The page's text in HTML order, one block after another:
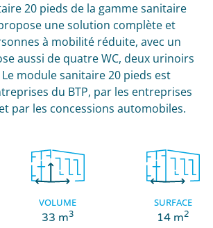
20 pieds de la gamme sanitaire
une solution complète et
à mobilité réduite, avec un
aussi de quatre WC, deux urinoirs
Le module sanitaire 20 pieds est
du BTP, par les entreprises
par les concessions automobiles.
VOLUME
33 m3
SURFACE
14 m2